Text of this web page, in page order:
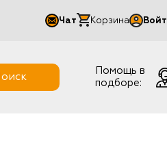
Чат Корзина
Помощь в
подборе: